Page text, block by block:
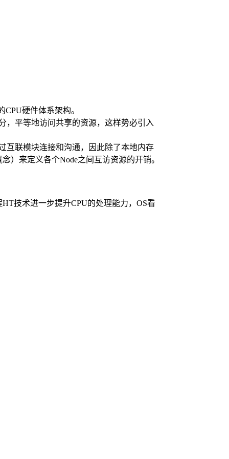
硬件体系架构。
平等地访问共享的资源，这样势必引入
互联模块连接和沟通，因此除了本地内存
）来定义各个Node之间互访资源的开销。
技术进一步提升CPU的处理能力，OS看